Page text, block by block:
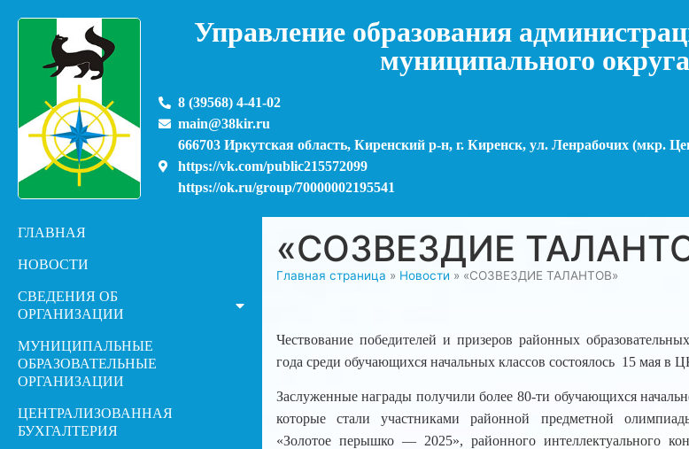
Управление образования
муниципального округа
8 (39568) 4-41-02
main@38kir.ru
666703 Иркутская область, Киренский р-н, г. Киренск, ул. Ленрабочих (мкр.
https://vk.com/public215572099
https://ok.ru/group/70000002195541
ГЛАВНАЯ
НОВОСТИ
СВЕДЕНИЯ ОБ
ОРГАНИЗАЦИИ
МУНИЦИПАЛЬНЫЕ
ОБРАЗОВАТЕЛЬНЫЕ
ОРГАНИЗАЦИИ
ЦЕНТРАЛИЗОВАННАЯ
БУХГАЛТЕРИЯ
«СОЗВЕЗДИЕ
Главная страница » Новости » «СОЗВЕЗДИЕ ТАЛАНТОВ»
Чествование победителей и призеров районных
года среди обучающихся начальных классов состоялось 15 мая в
Заслуженные награды получили более 80-ти обучающихся
которые стали участниками районной предметной
«Золотое перышко — 2025», районного интеллектуального